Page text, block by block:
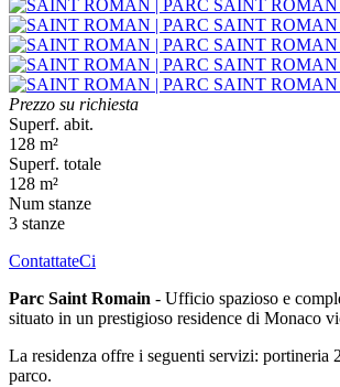
Prezzo su richiesta
Superf. abit.
128 m²
Superf. totale
128 m²
Num stanze
3 stanze
ContattateCi
Parc Saint Romain - Ufficio spazioso e
situato in un prestigioso residence di Monaco
La residenza offre i seguenti servizi: portineria
parco.